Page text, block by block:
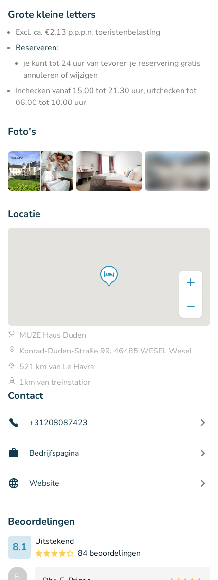
Grote kleine letters
Excl. ca. €2,13 p.p.p.n. toeristenbelasting
Reserveren:
je kunt tot 24 uur van tevoren je reservering gratis
annuleren of wijzigen
Inchecken vanaf 15.00 tot 21.30 uur, uitchecken tot
06.00 tot 10.00 uur
Foto's
Locatie
MUZE Haus Duden
Konrad-Duden-Straße 99, 46485 WESEL Wesel
521 km van Le Havre
1km van treinstation
Contact
+31208087423
Bedrijfspagina
Website
Beoordelingen
8.1
Uitstekend
84 beoordelingen
E.